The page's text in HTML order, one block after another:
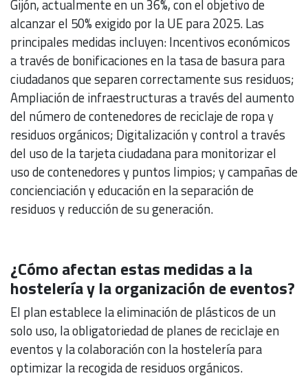
Gijón, actualmente en un 36%, con el objetivo de
alcanzar el 50% exigido por la UE para 2025. Las
principales medidas incluyen: Incentivos económicos
a través de bonificaciones en la tasa de basura para
ciudadanos que separen correctamente sus residuos;
Ampliación de infraestructuras a través del aumento
del número de contenedores de reciclaje de ropa y
residuos orgánicos; Digitalización y control a través
del uso de la tarjeta ciudadana para monitorizar el
uso de contenedores y puntos limpios; y campañas de
concienciación y educación en la separación de
residuos y reducción de su generación.
¿Cómo afectan estas medidas a la
hostelería y la organización de eventos?
El plan establece la eliminación de plásticos de un
solo uso, la obligatoriedad de planes de reciclaje en
eventos y la colaboración con la hostelería para
optimizar la recogida de residuos orgánicos.